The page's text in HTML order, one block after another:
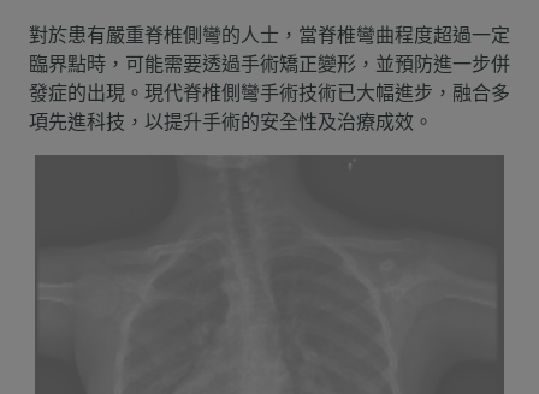
對於患有嚴重脊椎側彎的人士，當脊椎彎曲程度超過一定
臨界點時，可能需要透過手術矯正變形，並預防進一步併
發症的出現。現代脊椎側彎手術技術已大幅進步，融合多
項先進科技，以提升手術的安全性及治療成效。